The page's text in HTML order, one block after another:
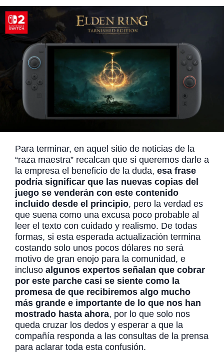
Para terminar, en aquel sitio de noticias de la
“raza maestra” recalcan que si queremos darle a
la empresa el beneficio de la duda, esa frase
podría significar que las nuevas copias del
juego se venderán con este contenido
incluido desde el principio, pero la verdad es
que suena como una excusa poco probable al
leer el texto con cuidado y realismo. De todas
formas, si esta esperada actualización termina
costando solo unos pocos dólares no será
motivo de gran enojo para la comunidad, e
incluso algunos expertos señalan que cobrar
por este parche casi se siente como la
promesa de que recibiremos algo mucho
más grande e importante de lo que nos han
mostrado hasta ahora, por lo que solo nos
queda cruzar los dedos y esperar a que la
compañía responda a las consultas de la prensa
para aclarar toda esta confusión.